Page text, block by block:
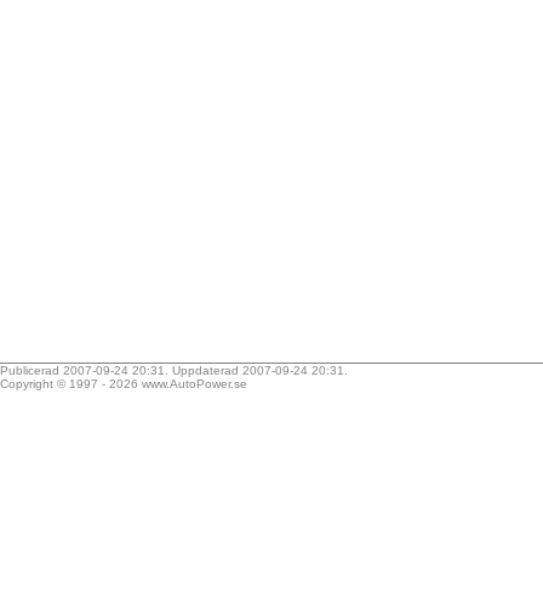
Publicerad 2007-09-24 20:31. Uppdaterad 2007-09-24 20:31.
Copyright © 1997 - 2026 www.AutoPower.se